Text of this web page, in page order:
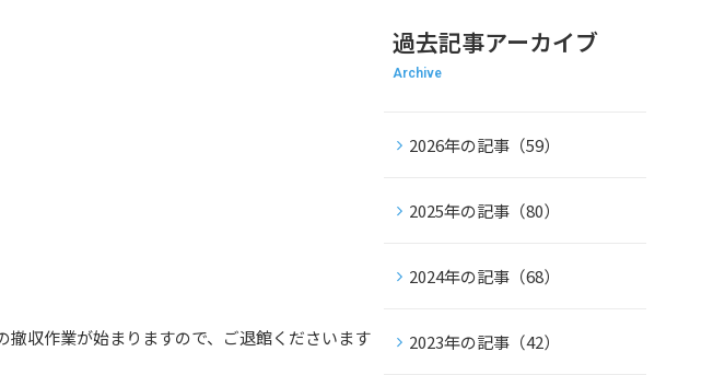
収作業が始まりますので、ご退館くださいます
過去記事アーカイブ
Archive
2026年の記事（59）
2025年の記事（80）
2024年の記事（68）
2023年の記事（42）